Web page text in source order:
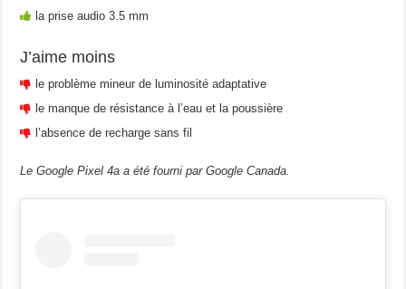
la prise audio 3.5 mm
J’aime moins
le problème mineur de luminosité adaptative
le manque de résistance à l’eau et la poussière
l’absence de recharge sans fil
Le Google Pixel 4a a été fourni par Google Canada.